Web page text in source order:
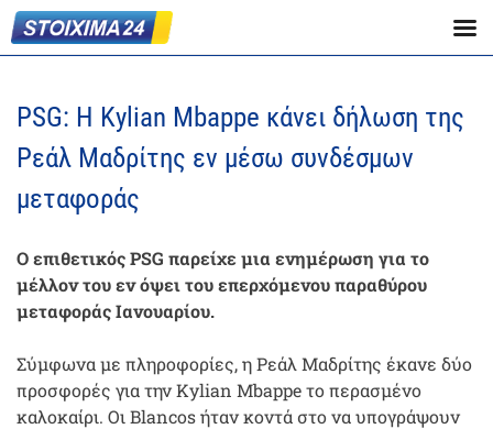
PSG: Η Kylian Mbappe κάνει δήλωση της
Ρεάλ Μαδρίτης εν μέσω συνδέσμων
μεταφοράς
Ο επιθετικός PSG παρείχε μια ενημέρωση για το
μέλλον του εν όψει του επερχόμενου παραθύρου
μεταφοράς Ιανουαρίου.
Σύμφωνα με πληροφορίες, η Ρεάλ Μαδρίτης έκανε δύο
προσφορές για την Kylian Mbappe το περασμένο
καλοκαίρι. Οι Blancos ήταν κοντά στο να υπογράψουν